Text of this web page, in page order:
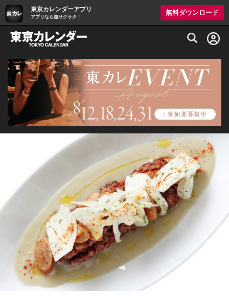
東京カレンダーアプリ
アプリなら超サクサク！
無料ダウンロード
グルメ情報・プレミアムレストラン予約